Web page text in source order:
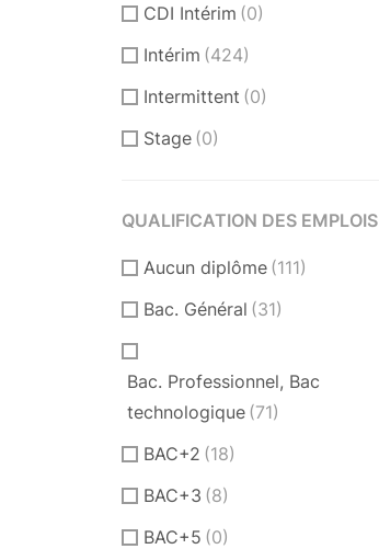
CDI Intérim (0)
Intérim (424)
Intermittent (0)
Stage (0)
QUALIFICATION DES EMPLOIS
Aucun diplôme (111)
Bac. Général (31)
Bac. Professionnel, Bac
technologique (71)
BAC+2 (18)
BAC+3 (8)
BAC+5 (0)